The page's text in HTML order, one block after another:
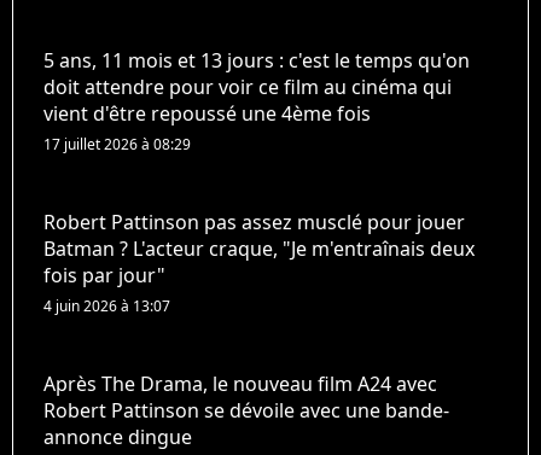
5 ans, 11 mois et 13 jours : c'est le temps qu'on
doit attendre pour voir ce film au cinéma qui
vient d'être repoussé une 4ème fois
17 juillet 2026 à 08:29
Robert Pattinson pas assez musclé pour jouer
Batman ? L'acteur craque, "Je m'entraînais deux
fois par jour"
4 juin 2026 à 13:07
Après The Drama, le nouveau film A24 avec
Robert Pattinson se dévoile avec une bande-
annonce dingue